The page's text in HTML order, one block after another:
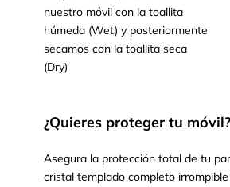
nuestro móvil con la toallita
húmeda (Wet) y posteriormente
secamos con la toallita seca
(Dry)
¿Quieres proteger tu móvil?
Asegura la protección total de tu
cristal templado completo